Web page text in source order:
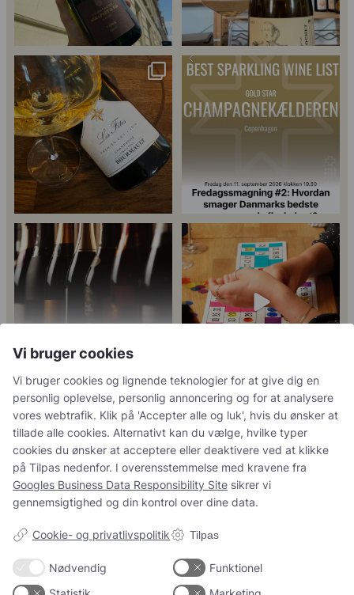
56 2
41 1
Christian Bourmalt, Les Fetes 2018
🍾
24
Fredagssmagningerne lever – og de
18 0
Er du helt ny indenfor champagne,
og gerne vil ...
14 0
Kan man få for meget champagne?
Nææææ…Kan man ...
5
Tusind tak til
@minglr_netvaerk_for_singler for
at...
René Geoffroy er en af
Champagnes ældste...
21 1
Load More Follow on Instagram
Vi bruger cookies
Vi bruger cookies og lignende teknologier for at give dig en
personlig oplevelse, personlig annoncering og for at analysere
vores webtrafik. Klik på 'Accepter alle og luk', hvis du ønsker at
tillade alle cookies. Alternativt kan du vælge, hvilke typer
cookies du ønsker at acceptere eller deaktivere ved at klikke
på Tilpas nedenfor. I overensstemmelse med kravene fra
Googles Business Data Responsibility Site sikrer vi
gennemsigtighed og din kontrol over dine data.
Cookie- og privatlivspolitik Tilpas
Nødvendig
Funktionel